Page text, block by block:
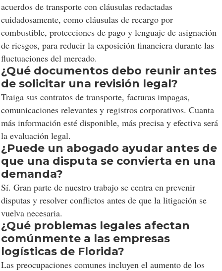
acuerdos de transporte con cláusulas redactadas
cuidadosamente, como cláusulas de recargo por
combustible, protecciones de pago y lenguaje de asignación
de riesgos, para reducir la exposición financiera durante las
fluctuaciones del mercado.
¿Qué documentos debo reunir antes
de solicitar una revisión legal?
Traiga sus contratos de transporte, facturas impagas,
comunicaciones relevantes y registros corporativos. Cuanta
más información esté disponible, más precisa y efectiva será
la evaluación legal.
¿Puede un abogado ayudar antes de
que una disputa se convierta en una
demanda?
Sí. Gran parte de nuestro trabajo se centra en prevenir
disputas y resolver conflictos antes de que la litigación se
vuelva necesaria.
¿Qué problemas legales afectan
comúnmente a las empresas
logísticas de Florida?
Las preocupaciones comunes incluyen el aumento de los